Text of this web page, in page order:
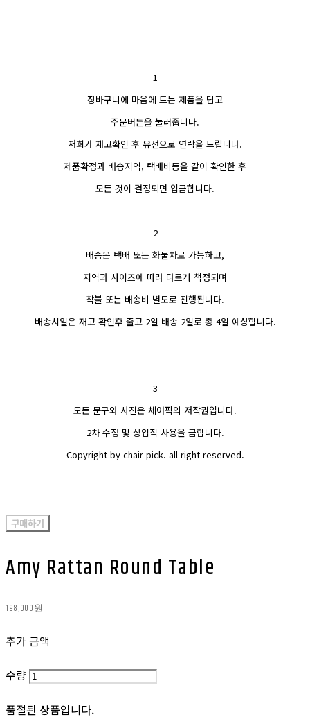
1
장바구니에 마음에 드는 제품을 담고
주문버튼을 눌러줍니다.
저희가 재고확인 후 유선으로 연락을 드립니다.
제품확정과 배송지역, 택배비등을 같이 확인한 후
모든 것이 결정되면 입금합니다.
2
배송은 택배 또는 화물차로 가능하고,
지역과 사이즈에 따라 다르게 책정되며
착불 또는 배송비 별도로 진행됩니다.
배송시일은 재고 확인후 출고 2일 배송 2일로 총 4일 예상합니다.
3
모든 문구와 사진은 체어픽의 저작권입니다.
2차 수정 및 상업적 사용을 금합니다.
Copyright by chair pick. all right reserved.
구매하기
Amy Rattan Round Table
198,000원
추가 금액
수량
품절된 상품입니다.